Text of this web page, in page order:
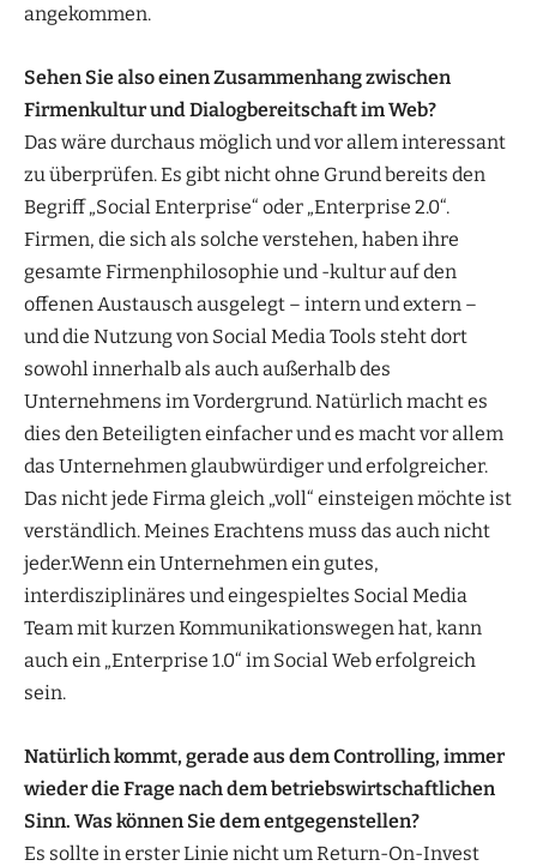
angekommen.
Sehen Sie also einen Zusammenhang zwischen
Firmenkultur und Dialogbereitschaft im Web?
Das wäre durchaus möglich und vor allem interessant
zu überprüfen. Es gibt nicht ohne Grund bereits den
Begriff „Social Enterprise“ oder „Enterprise 2.0“.
Firmen, die sich als solche verstehen, haben ihre
gesamte Firmenphilosophie und -kultur auf den
offenen Austausch ausgelegt – intern und extern –
und die Nutzung von Social Media Tools steht dort
sowohl innerhalb als auch außerhalb des
Unternehmens im Vordergrund. Natürlich macht es
dies den Beteiligten einfacher und es macht vor allem
das Unternehmen glaubwürdiger und erfolgreicher.
Das nicht jede Firma gleich „voll“ einsteigen möchte ist
verständlich. Meines Erachtens muss das auch nicht
jeder.Wenn ein Unternehmen ein gutes,
interdisziplinäres und eingespieltes Social Media
Team mit kurzen Kommunikationswegen hat, kann
auch ein „Enterprise 1.0“ im Social Web erfolgreich
sein.
Natürlich kommt, gerade aus dem Controlling, immer
wieder die Frage nach dem betriebswirtschaftlichen
Sinn. Was können Sie dem entgegenstellen?
Es sollte in erster Linie nicht um Return-On-Invest